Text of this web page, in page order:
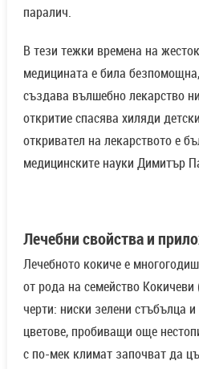
паралич.
В тези тежки времена на
медицината е била
създава вълшебно лекарство
откритие спасява хиляди
откривател на лекарството е
медицинските науки Димитър
Лечебни свойства и
Лечебното кокиче е
от рода на семейство
черти: ниски зелени стъбълца
цветове, пробиващи още
с по-мек климат започват да